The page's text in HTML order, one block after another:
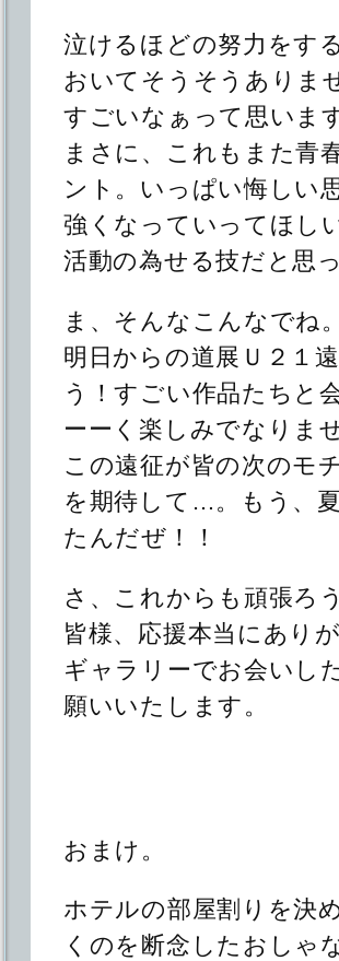
泣けるほどの努力をす
おいてそうそうありま
すごいなぁって思いま
まさに、これもまた青
ント。いっぱい悔しい
強くなっていってほし
活動の為せる技だと思
ま、そんなこんなでね。
明日からの道展Ｕ２１
う！すごい作品たちと
ーーく楽しみでなりま
この遠征が皆の次のモ
を期待して…。もう、
たんだぜ！！
さ、これからも頑張ろ
皆様、応援本当にあり
ギャラリーでお会いし
願いいたします。
おまけ。
ホテルの部屋割りを決
くのを断念したおしゃ